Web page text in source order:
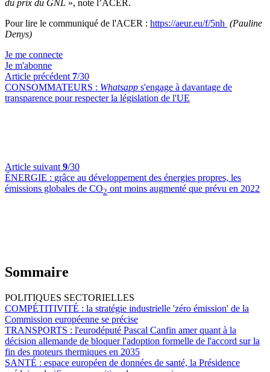
du prix du GNL », note l’ACER.
Pour lire le communiqué de l'ACER : https://aeur.eu/f/5nh (Pauline
Denys)
Je me connecte
Je m'abonne
Article précédent 7/30
CONSOMMATEURS : Whatsapp s'engage à davantage de
transparence pour respecter la législation de l'UE
Article suivant 9/30
ÉNERGIE : grâce au développement des énergies propres, les
émissions globales de CO2 ont moins augmenté que prévu en 2022
Sommaire
POLITIQUES SECTORIELLES
COMPÉTITIVITÉ : la stratégie industrielle 'zéro émission' de la
Commission européenne se précise
TRANSPORTS : l'eurodéputé Pascal Canfin amer quant à la
décision allemande de bloquer l'adoption formelle de l'accord sur la
fin des moteurs thermiques en 2035
SANTÉ : espace européen de données de santé, la Présidence